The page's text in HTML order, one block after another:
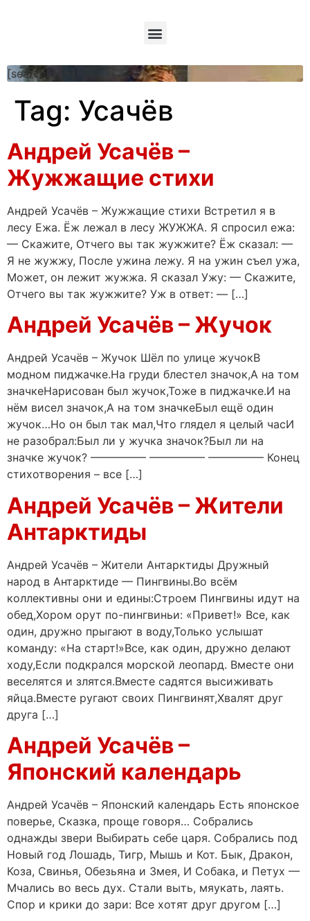
[searchform]
Tag: Усачёв
Андрей Усачёв –
Жужжащие стихи
Андрей Усачёв – Жужжащие стихи Встретил я в
лесу Ежа. Ёж лежал в лесу ЖУЖЖА. Я спросил ежа:
— Скажите, Отчего вы так жужжите? Ёж сказал: —
Я не жужжу, После ужина лежу. Я на ужин съел ужа,
Может, он лежит жужжа. Я сказал Ужу: — Скажите,
Отчего вы так жужжите? Уж в ответ: — […]
Андрей Усачёв – Жучок
Андрей Усачёв – Жучок Шёл по улице жучокВ
модном пиджачке.На груди блестел значок,А на том
значкеНарисован был жучок,Тоже в пиджачке.И на
нём висел значок,А на том значкеБыл ещё один
жучок…Но он был так мал,Что глядел я целый часИ
не разобрал:Был ли у жучка значок?Был ли на
значке жучок? ————— ————— ————— Конец
стихотворения – все […]
Андрей Усачёв – Жители
Антарктиды
Андрей Усачёв – Жители Антарктиды Дружный
народ в Антарктиде — Пингвины.Во всём
коллективны они и едины:Строем Пингвины идут на
обед,Хором орут по-пингвиньи: «Привет!» Все, как
один, дружно прыгают в воду,Только услышат
команду: «На старт!»Все, как один, дружно делают
ходу,Если подкрался морской леопард. Вместе они
веселятся и злятся.Вместе садятся высиживать
яйца.Вместе ругают своих Пингвинят,Хвалят друг
друга […]
Андрей Усачёв –
Японский календарь
Андрей Усачёв – Японский календарь Есть японское
поверье, Сказка, проще говоря… Собрались
однажды звери Выбирать себе царя. Собрались под
Новый год Лошадь, Тигр, Мышь и Кот. Бык, Дракон,
Коза, Свинья, Обезьяна и Змея, И Собака, и Петух —
Мчались во весь дух. Стали выть, мяукать, лаять.
Спор и крики до зари: Все хотят друг другом […]